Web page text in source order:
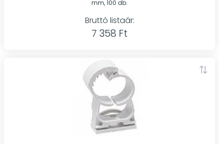
mm, 100 db.
Bruttó listaár:
7 358 Ft